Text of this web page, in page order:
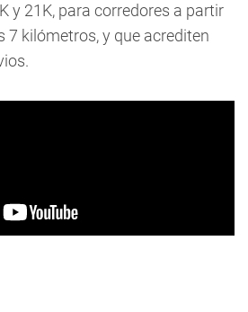
y 21K, para corredores a partir
7 kilómetros, y que acrediten